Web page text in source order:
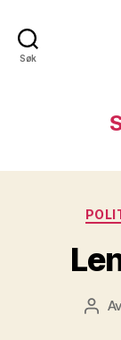
Søk
Av